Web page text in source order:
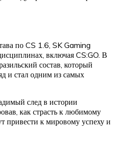
по CS 1.6, SK Gaming
включая CS:GO. В
состав, который
и стал одним из самых
след в истории
как страсть к любимому
привести к мировому успеху и